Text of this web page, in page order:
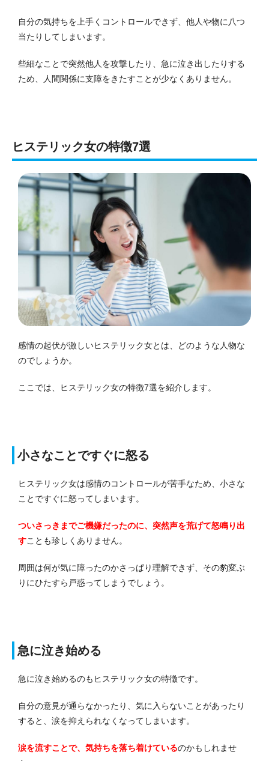
自分の気持ちを上手くコントロールできず、他人や物に八つ
当たりしてしまいます。
些細なことで突然他人を攻撃したり、急に泣き出したりする
ため、人間関係に支障をきたすことが少なくありません。
ヒステリック女の特徴7選
感情の起伏が激しいヒステリック女とは、どのような人物な
のでしょうか。
ここでは、ヒステリック女の特徴7選を紹介します。
小さなことですぐに怒る
ヒステリック女は感情のコントロールが苦手なため、小さな
ことですぐに怒ってしまいます。
ついさっきまでご機嫌だったのに、突然声を荒げて怒鳴り出
すことも珍しくありません。
周囲は何が気に障ったのかさっぱり理解できず、その豹変ぶ
りにひたすら戸惑ってしまうでしょう。
急に泣き始める
急に泣き始めるのもヒステリック女の特徴です。
自分の意見が通らなかったり、気に入らないことがあったり
すると、涙を抑えられなくなってしまいます。
涙を流すことで、気持ちを落ち着けているのかもしれませ